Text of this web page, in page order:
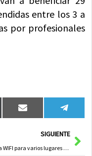
entre los 3 a
por profesionales
Compartir
en
Email
en
SIGUIENTE
Sistema WIFI para varios lugares públicos de Herencia